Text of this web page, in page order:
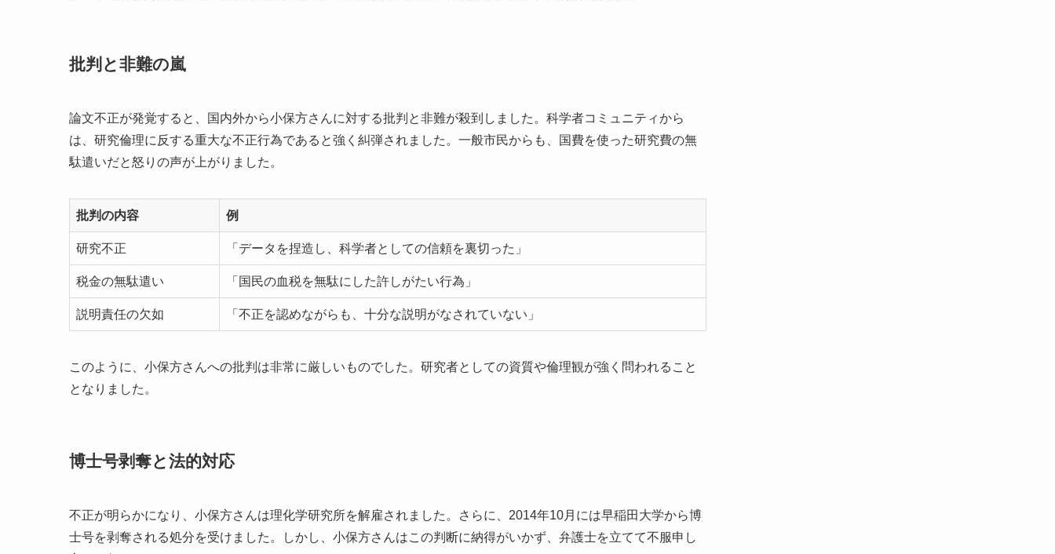
批判と非難の嵐
論文不正が発覚すると、国内外から小保方さんに対する批判と非難が殺到しました。科学者コミュニティから
は、研究倫理に反する重大な不正行為であると強く糾弾されました。一般市民からも、国費を使った研究費の無
駄遣いだと怒りの声が上がりました。
批判の内容 例
研究不正 「データを捏造し、科学者としての信頼を裏切った」
税金の無駄遣い 「国民の血税を無駄にした許しがたい行為」
説明責任の欠如 「不正を認めながらも、十分な説明がなされていない」
このように、小保方さんへの批判は非常に厳しいものでした。研究者としての資質や倫理観が強く問われること
となりました。
博士号剥奪と法的対応
不正が明らかになり、小保方さんは理化学研究所を解雇されました。さらに、2014年10月には早稲田大学から博
士号を剥奪される処分を受けました。しかし、小保方さんはこの判断に納得がいかず、弁護士を立てて不服申し